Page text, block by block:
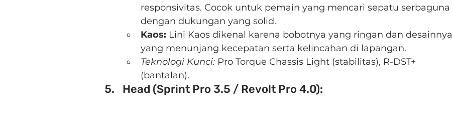
responsivitas. Cocok untuk pemain yang mencari sepatu serbaguna
dengan dukungan yang solid.
Kaos: Lini Kaos dikenal karena bobotnya yang ringan dan desainnya
yang menunjang kecepatan serta kelincahan di lapangan.
Teknologi Kunci: Pro Torque Chassis Light (stabilitas), R-DST+
(bantalan).
Head (Sprint Pro 3.5 / Revolt Pro 4.0):